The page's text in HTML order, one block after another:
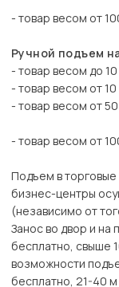
- товар весом от
Ручной подъем
- товар весом до 10
- товар весом от 10
- товар весом от
- товар весом от
Подъем в
бизнес-центры
(независимо от
Занос во двор и на
бесплатно, свыше
возможности
бесплатно, 21-40